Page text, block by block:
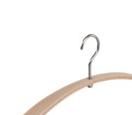
HINZUFÜGEN